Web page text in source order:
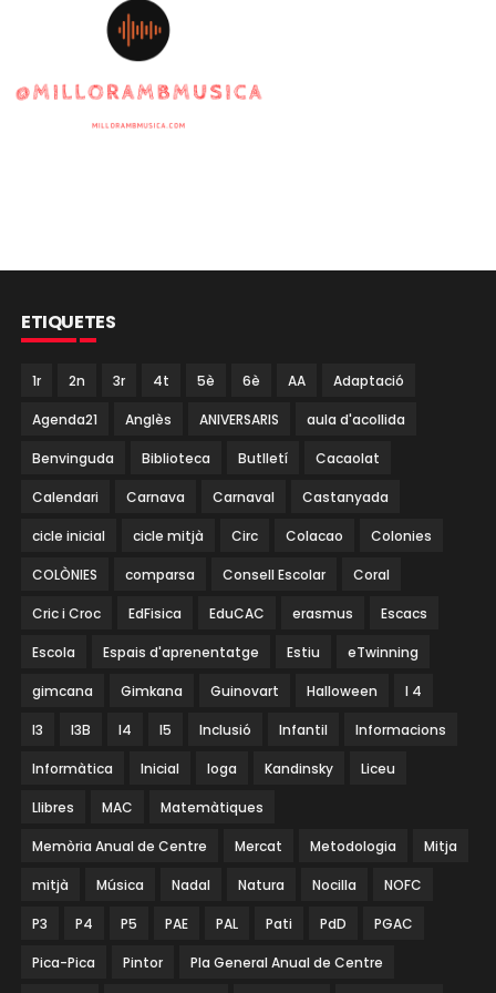
ETIQUETES
1r 2n 3r 4t 5è 6è AA Adaptació
Agenda21 Anglès ANIVERSARIS aula d'acollida
Benvinguda Biblioteca Butlletí Cacaolat
Calendari Carnava Carnaval Castanyada
cicle inicial cicle mitjà Circ Colacao Colonies
COLÒNIES comparsa Consell Escolar Coral
Cric i Croc EdFisica EduCAC erasmus Escacs
Escola Espais d'aprenentatge Estiu eTwinning
gimcana Gimkana Guinovart Halloween I 4
I3 I3B I4 I5 Inclusió Infantil Informacions
Informàtica Inicial Ioga Kandinsky Liceu
Llibres MAC Matemàtiques
Memòria Anual de Centre Mercat Metodologia Mitja
mitjà Música Nadal Natura Nocilla NOFC
P3 P4 P5 PAE PAL Pati PdD PGAC
Pica-Pica Pintor Pla General Anual de Centre